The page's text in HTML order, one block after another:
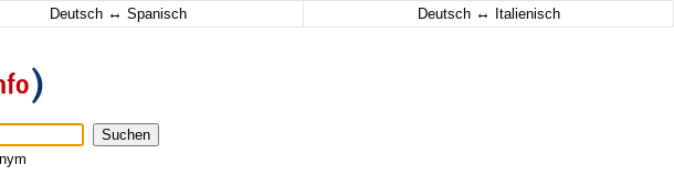
Deutsch ↔ Spanisch Deutsch ↔ Italienisch